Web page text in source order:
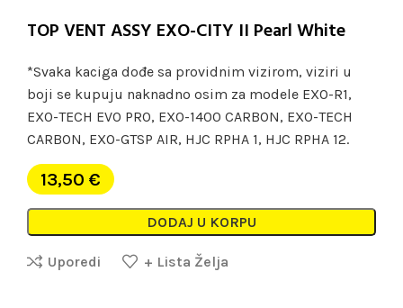
TOP VENT ASSY EXO-CITY II Pearl White
*Svaka kaciga dođe sa providnim vizirom, viziri u
boji se kupuju naknadno osim za modele EXO-R1,
EXO-TECH EVO PRO, EXO-1400 CARBON, EXO-TECH
CARBON, EXO-GTSP AIR, HJC RPHA 1, HJC RPHA 12.
13,50 €
DODAJ U KORPU
Uporedi + Lista Želja